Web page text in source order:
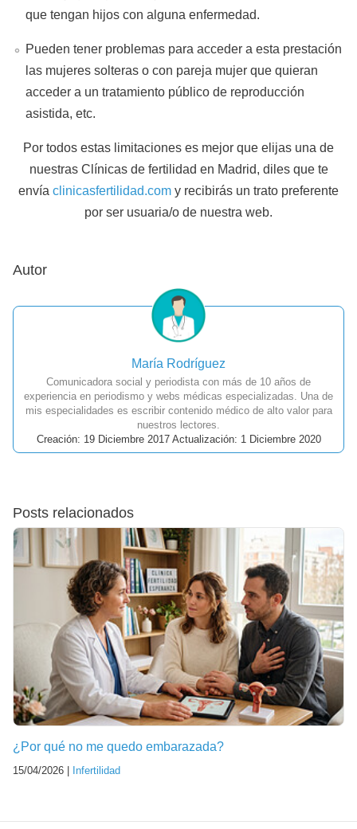
que tengan hijos con alguna enfermedad.
Pueden tener problemas para acceder a esta prestación
las mujeres solteras o con pareja mujer que quieran
acceder a un tratamiento público de reproducción
asistida, etc.
Por todos estas limitaciones es mejor que elijas una de
nuestras Clínicas de fertilidad en Madrid, diles que te
envía clinicasfertilidad.com y recibirás un trato preferente
por ser usuaria/o de nuestra web.
Autor
María Rodríguez
Comunicadora social y periodista con más de 10 años de
experiencia en periodismo y webs médicas especializadas. Una de
mis especialidades es escribir contenido médico de alto valor para
nuestros lectores.
Creación: 19 Diciembre 2017 Actualización: 1 Diciembre 2020
Posts relacionados
¿Por qué no me quedo embarazada?
15/04/2026 | Infertilidad